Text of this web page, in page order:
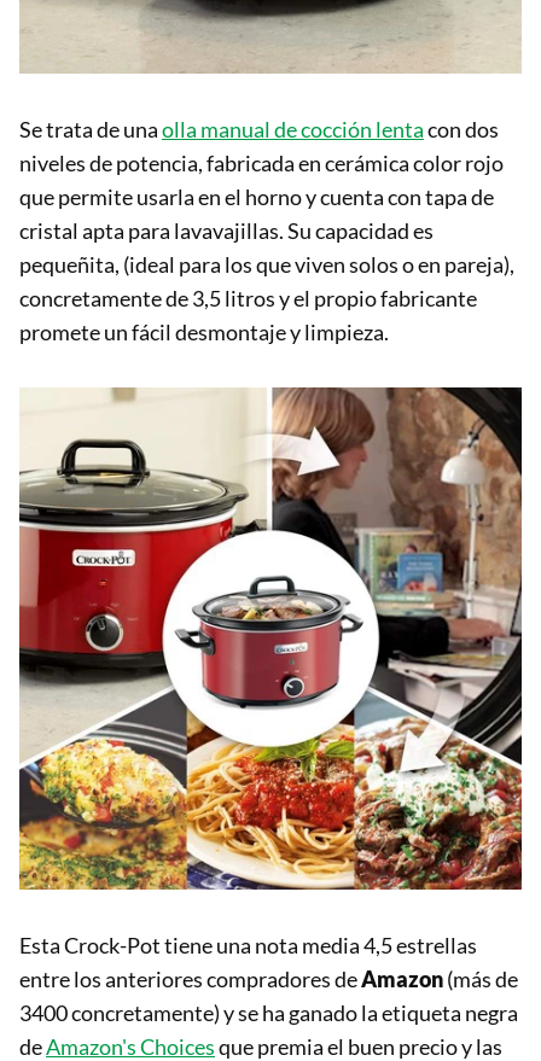
Se trata de unaolla manual de cocción lentacon dos
niveles de potencia, fabricada en cerámica color rojo
que permite usarla en el horno y cuenta con tapa de
cristal apta para lavavajillas. Su capacidad es
pequeñita, (ideal para los que viven solos o en pareja),
concretamente de 3,5 litros y el propio fabricante
promete un fácil desmontaje y limpieza.
Esta Crock-Pot tiene una nota media 4,5 estrellas
entre los anteriores compradores deAmazon(más de
3400 concretamente) y se ha ganado la etiqueta negra
deAmazon's Choicesque premia el buen precio y las